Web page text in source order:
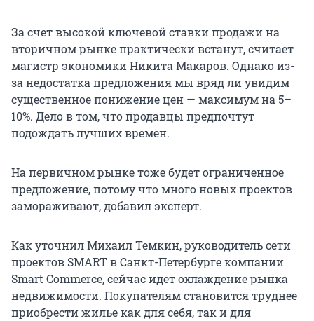
За счет высокой ключевой ставки продажи на
вторичном рынке практически встанут, считает
магистр экономики Никита Макаров. Однако из-
за недостатка предложения мы вряд ли увидим
существенное понижение цен — максимум на 5–
10%. Дело в том, что продавцы предпочтут
подождать лучших времен.
На первичном рынке тоже будет ограниченное
предложение, потому что много новых проектов
замораживают, добавил эксперт.
Как уточнил Михаил Темкин, руководитель сети
проектов SMART в Санкт-Петербурге компании
Smart Commerce, сейчас идет охлаждение рынка
недвижимости. Покупателям становится труднее
приобрести жилье как для себя, так и для